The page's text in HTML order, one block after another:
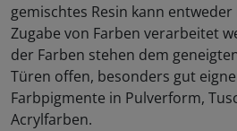
gemischtes Resin kann
Zugabe von Farben verarbeitet
der Farben stehen dem
Türen offen, besonders gut
Farbpigmente in Pulverform,
Acrylfarben.